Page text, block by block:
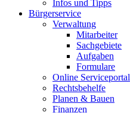
Infos und Tipps
Bürgerservice
Verwaltung
Mitarbeiter
Sachgebiete
Aufgaben
Formulare
Online Serviceportal
Rechtsbehelfe
Planen & Bauen
Finanzen